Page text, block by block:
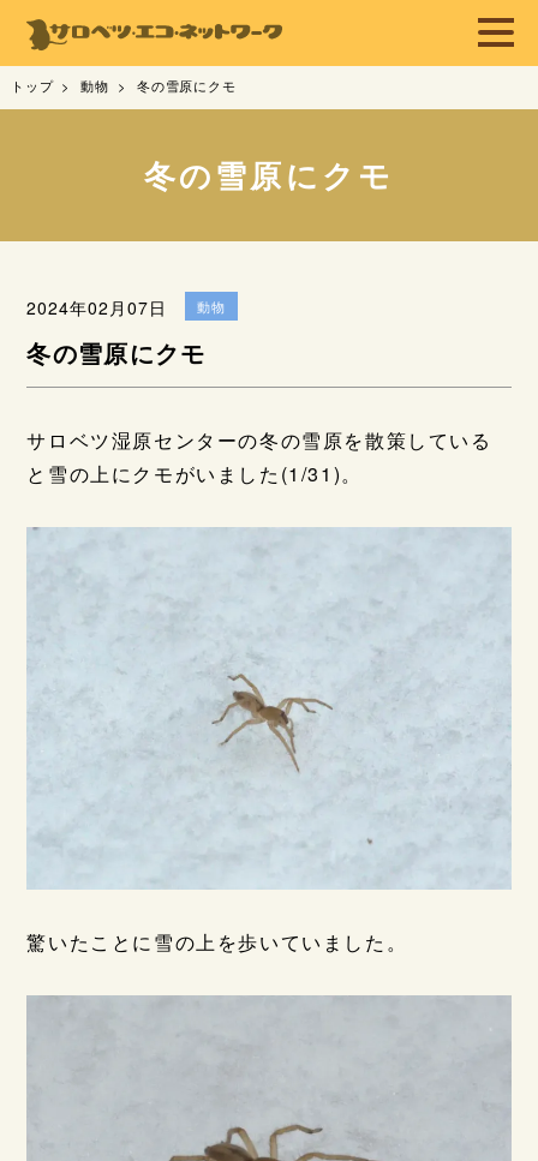
トップ 動物 冬の雪原にクモ
冬の雪原にクモ
2024年02月07日 動物
冬の雪原にクモ
サロベツ湿原センターの冬の雪原を散策している
と雪の上にクモがいました(1/31)。
驚いたことに雪の上を歩いていました。